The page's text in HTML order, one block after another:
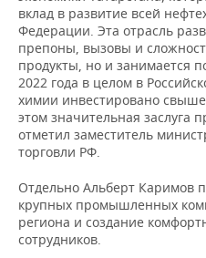
вклад в развитие всей
Федерации. Эта отрасль
препоны, вызовы и
продукты, но и занимается
2022 года в целом в
химии инвестировано
этом значительная заслуга
отметил заместитель
торговли РФ.
Отдельно Альберт Каримов
крупных промышленных
региона и создание
сотрудников.